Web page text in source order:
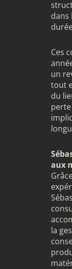
dans
Ces
un
tout
du
aux
la